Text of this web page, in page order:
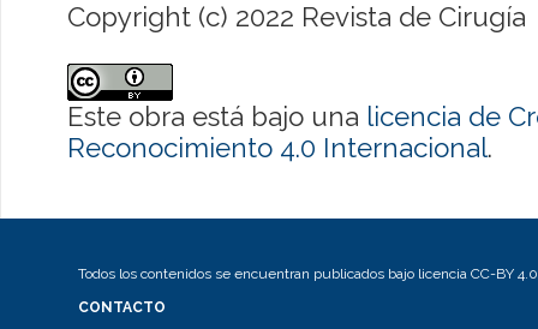
Copyright (c) 2022 Revista de Cirugía
Este obra está bajo una licencia de
Reconocimiento 4.0 Internacional.
Todos los contenidos se encuentran publicados bajo licencia CC-BY 4.0
CONTACTO